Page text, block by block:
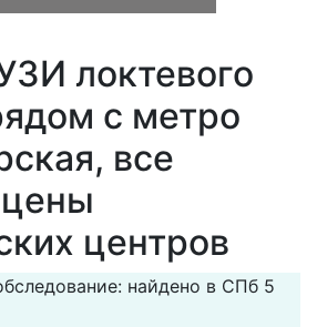
локтевого
с метро
все
центров
найдено в СПб 5